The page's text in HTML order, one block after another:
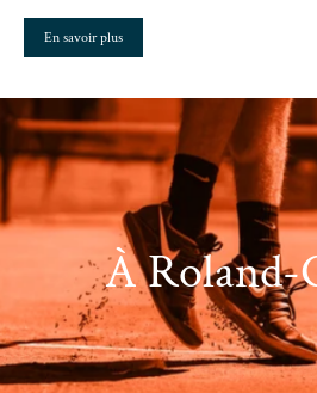
En savoir plus
À Roland-